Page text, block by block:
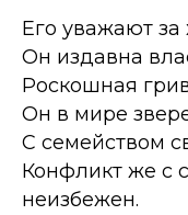
Его уважают за
Он издавна
Роскошная
Он в мире
С семейством
Конфликт же с
неизбежен.